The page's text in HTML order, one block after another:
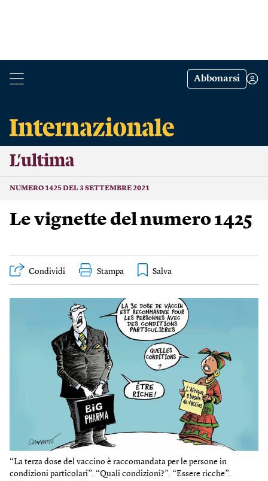
Abbonarsi
L’ultima
NUMERO 1425 DEL 3 SETTEMBRE 2021
Le vignette del numero 1425
Condividi Stampa
“La terza dose del vaccino è raccomandata per le persone in
condizioni particolari”. “Quali condizioni?”. “Essere ricche”.